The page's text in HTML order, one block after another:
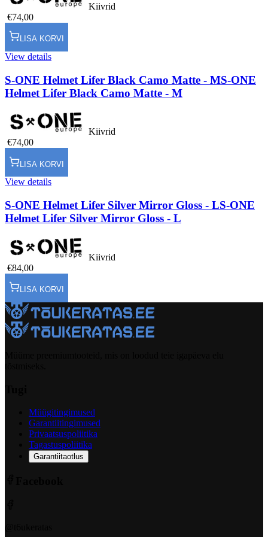
Kiivrid
€74,00
LISA KORVI
View details
S-ONE Helmet Lifer Black Camo Matte - MS-ONE
Helmet Lifer Black Camo Matte - M
Kiivrid
€74,00
LISA KORVI
View details
S-ONE Helmet Lifer Silver Mirror Gloss - LS-ONE
Helmet Lifer Silver Mirror Gloss - L
Kiivrid
€84,00
LISA KORVI
Müügitingimused
Garantiitingimused
Privaatsuspoliitika
Tagastuspoliitika
Garantiitaotlus